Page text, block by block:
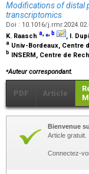
Modifications of distal
transcriptomics
Doi : 10.1016/
K. Raasch a,⁎, b , I.
a Univ-Bordeaux, Centre
b INSERM, Centre de
⁎Auteur correspondant.
PDF Article
Bienvenue
Article gratuit.
Connectez-